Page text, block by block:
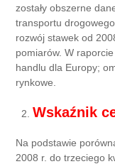
zostały obszerne
transportu
rozwój stawek od
pomiarów. W
handlu dla Europy;
rynkowe.
Wskaźnik
Na podstawie
2008 r. do trzeciego